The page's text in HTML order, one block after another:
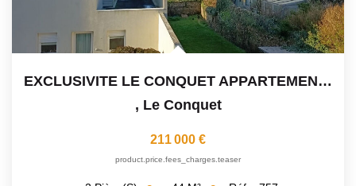
EXCLUSIVITE LE CONQUET APPARTEMENT VUE MER
, Le Conquet
211 000 €
product.price.fees_charges.teaser